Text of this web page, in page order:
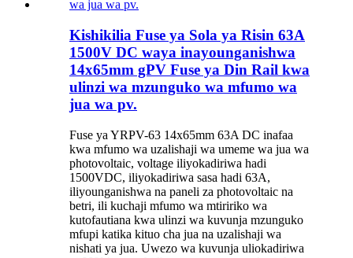
Kishikilia Fuse ya Sola ya Risin 63A
1500V DC waya inayounganishwa
14x65mm gPV Fuse ya Din Rail kwa
ulinzi wa mzunguko wa mfumo wa
jua wa pv.
Fuse ya YRPV-63 14x65mm 63A DC inafaa
kwa mfumo wa uzalishaji wa umeme wa jua wa
photovoltaic, voltage iliyokadiriwa hadi
1500VDC, iliyokadiriwa sasa hadi 63A,
iliyounganishwa na paneli za photovoltaic na
betri, ili kuchaji mfumo wa mtiririko wa
kutofautiana kwa ulinzi wa kuvunja mzunguko
mfupi katika kituo cha jua na uzalishaji wa
nishati ya jua. Uwezo wa kuvunja uliokadiriwa